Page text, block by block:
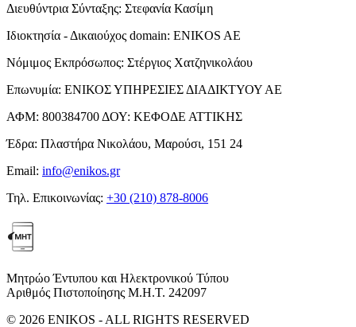
Διευθύντρια Σύνταξης: Στεφανία Κασίμη
Ιδιοκτησία - Δικαιούχος domain: ENIKOS AE
Νόμιμος Εκπρόσωπος: Στέργιος Χατζηνικολάου
Επωνυμία: ΕΝΙΚΟΣ ΥΠΗΡΕΣΙΕΣ ΔΙΑΔΙΚΤΥΟΥ ΑΕ
ΑΦΜ: 800384700 ΔΟΥ: ΚΕΦΟΔΕ ΑΤΤΙΚΗΣ
Έδρα: Πλαστήρα Νικολάου, Μαρούσι, 151 24
Email: info@enikos.gr
Τηλ. Επικοινωνίας: +30 (210) 878-8006
Μητρώο Έντυπου και Ηλεκτρονικού Τύπου
Αριθμός Πιστοποίησης Μ.Η.Τ. 242097
© 2026 ENIKOS - ALL RIGHTS RESERVED